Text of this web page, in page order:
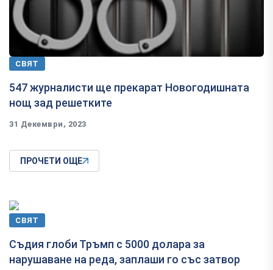
СВЯТ
547 журналисти ще прекарат Новогодишната
нощ зад решетките
31 Декември, 2023
ПРОЧЕТИ ОЩЕ
СВЯТ
Съдия глоби Тръмп с 5000 долара за
нарушаване на реда, заплаши го със затвор